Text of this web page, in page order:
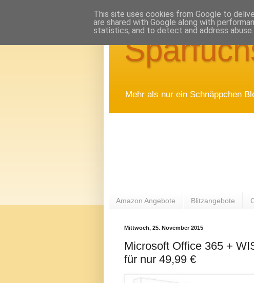
Mehr als nur ein Schnäppchen
Amazon Angebote Blitzangebote
Mittwoch, 25. November 2015
Microsoft Office 365 +
für nur 49,99 €
This site uses cookies from Google to
are shared with Google along with
statistics, and to detect and address abuse.